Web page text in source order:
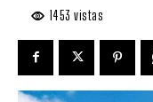
1453 vistas